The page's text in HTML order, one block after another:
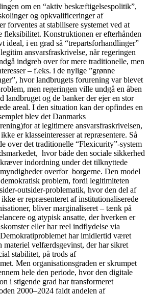
om en “aktiv beskæftigelsespolitik”,
og opkvalificeringer af
forventes at stabilisere systemet ved at
fleksibilitet. Konstruktionen er efterhånden
ideal, i en grad så “trepartsforhandlinger”
ansvarsfraskrivelse, når regeringen
indgreb over for mere traditionelle, men
– f.eks. i de nylige ”grønne
hvor landbrugets forurening var blevet
men regeringen ville undgå en åben
landbruget og de banker der ejer en stor
areal. I den situation kan der opfindes en
blev det Danmarks
at legitimere ansvarsfraskrivelsen,
er klasseinteresser at repræsentere. Så
over det traditionelle “Flexicurity”-system
hvor både den sociale sikkerhed
indordning under det tilknyttede
overfor borgerne. Den model
problem, fordi legitimiteten
outsider-problematik, hvor den del af
er repræsenteret af institutionaliserede
bliver marginaliseret – tænk på
og atypisk ansatte, der hverken er
eller har reel indflydelse via
har imidlertid været
materiel velfærdsgevinst, der har sikret
stabilitet, på trods af
Men organisationsgraden er skrumpet
hele den periode, hvor den digitale
i stigende grad har transformeret
2000–2024 faldt andelen af